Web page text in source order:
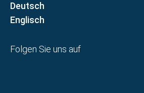
D
E
Folgen Sie uns auf